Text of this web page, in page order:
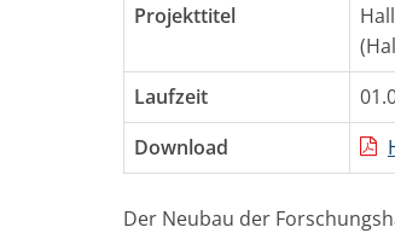
Projekttitel
Laufzeit
Download
Der Neubau der